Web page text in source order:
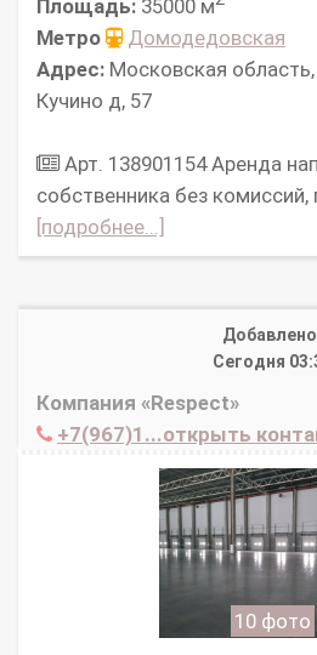
Площадь: 35000 м
Метро
Домодедовская
Адрес: Московская
Кучино д, 57
Арт. 138901154 Аpeнда
cобcтвенникa без комисcий,
[подробнее...]
Сегодня
Компания «Respect»
+7(967)1...открыть
10 фото